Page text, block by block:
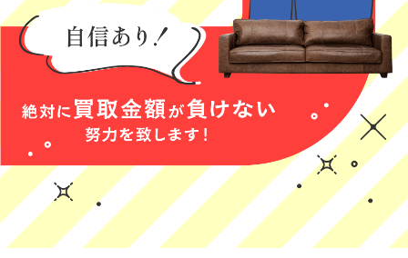
き、助かりまし
た！またぜひ利
用したいと思い
ます。
Yoshii
★★★★★
査定内容の説明
(Googleのクチコミか
ら引用)
2026年05月23日
13:42
三日月あご
★★★★★
本日、出張買取
た件ですが、正
直、怪しい業者
が多い中、こち
らは説明も明確
(Googleのクチコミか
ら引用)
2026年05月22日
村上加奈
★★★★★
とても丁寧なご
対応で良かった
です！
(Googleのクチコミか
ら引用)
2026年05月22日